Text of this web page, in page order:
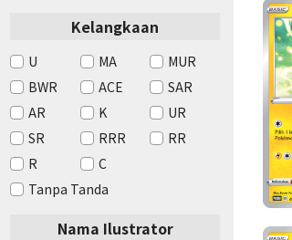
Kelangkaan
U MA
MUR
BWR
ACE
SAR
AR
K
UR
SR
RRR
RR
R
C
Tanpa Tanda
Nama Ilustrator